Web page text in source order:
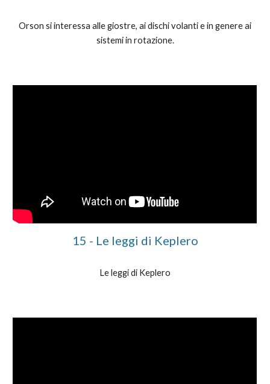
Orson si interessa alle giostre, ai dischi volanti e in genere ai
sistemi in rotazione.
1 5 - Le leggi di Keplero
Le leggi di Keplero